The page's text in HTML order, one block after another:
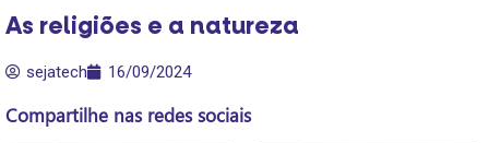
As religiões e a natureza
sejatech 16/09/2024
Compartilhe nas redes sociais